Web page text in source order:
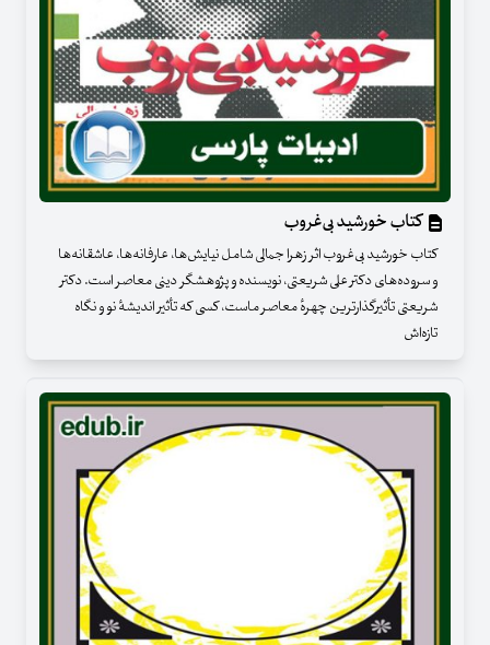
کتاب خورشید بی‌غروب
کتاب خورشید بی‌غروب اثر زهرا جمالی شامل نیایش‌ها، عارفانه‌ها، عاشقانه‌ها
و سروده‌های دکتر علی شریعتی، نویسنده و پژوهشگر دینی معاصر است. دکتر
شریعتی تأثیرگذارترین چهرهٔ معاصر ماست، کسی که تأثیر اندیشهٔ نو و نگاه
تازه‌اش